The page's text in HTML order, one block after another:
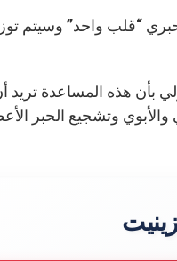
“قلب واحد” وسيتم
بأن هذه المساعدة